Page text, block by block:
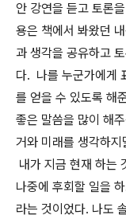
안 강연을 듣고 토론
용은 책에서 봐왔던
과 생각을 공유하고
다. 나를 누군가에게
를 얻을 수 있도록 해
좋은 말씀을 많이 해
거와 미래를 생각하
내가 지금 현재 하는
나중에 후회할 일을
라는 것이었다. 나도